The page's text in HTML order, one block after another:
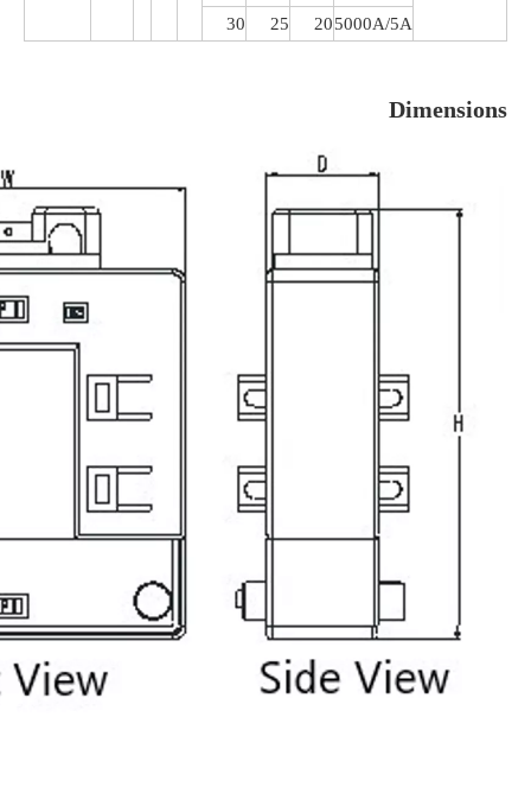
5000A/5A
20
25
30
Dimensions